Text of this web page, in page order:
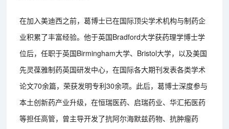
在加入美迪西之前，葛博士已在国际顶尖学术机构与制药企
业积累了丰富经验。他于英国Bradford大学获药理学博士学
位后，任职于英国Birmingham大学、Bristol大学，以及美国
先灵葆雅制药英国研发中心，在国际各大期刊发表各类学术
论文70余篇，荣获发明专利30余项。此后，葛博士深度参与
本土创新药产业升级，在恒瑞医药、启瑞药业、华汇拓医药
等担任高管，曾主导开发了抗阿尔海默兹药物、抗肿瘤药